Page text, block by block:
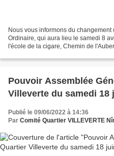
Nous vous informons du
Ordinaire, qui aura lieu le samedi 8
l'école de la cigare, Chemin de
Pouvoir Assemblée
Villeverte du samedi 18
Publié le 09/06/2022 à 14:36
Par Comité Quartier VILLEVERTE